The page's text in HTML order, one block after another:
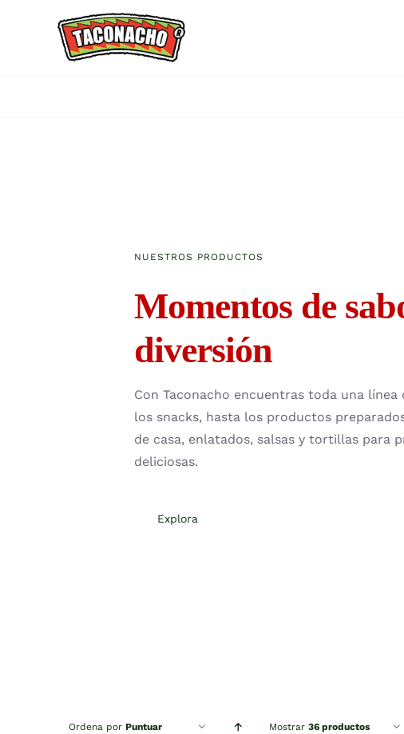
NUESTROS PRODUCTOS
Momentos de
diversión
Con Taconacho encuentras toda una
los snacks, hasta los productos
de casa, enlatados, salsas y tortillas para
deliciosas.
Explora
Ordena por Puntuar Mostrar 36 productos